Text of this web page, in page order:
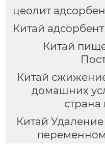
цеолит
Китай
Китай
Китай
домашних
страна
Китай